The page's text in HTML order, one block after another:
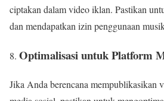
ciptakan dalam video iklan. Pastikan
dan mendapatkan izin penggunaan
Optimalisasi untuk Platform
Jika Anda berencana mempublikasikan